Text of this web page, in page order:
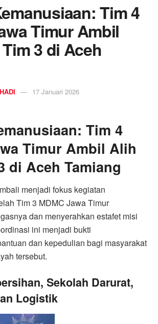
Tim 4
Timur Ambil
3 di Aceh
17 Januari 2026
Tim 4
Timur Ambil Alih
di Aceh Tamiang
menjadi fokus kegiatan
Tim 3 MDMC Jawa Timur
dan menyerahkan estafet misi
ini menjadi bukti
dan kepedulian bagi masyarakat
tersebut.
Sekolah Darurat,
Logistik